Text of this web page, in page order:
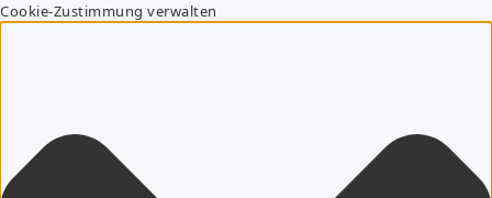
Cookie-Zustimmung verwalten